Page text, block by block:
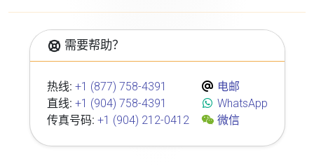
需要帮助？
热线: +1 (877) 758-4391
直线: +1 (904) 758-4391
传真号码: +1 (904) 212-0412
电邮
WhatsApp
微信